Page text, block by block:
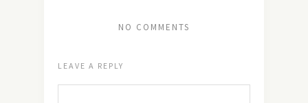
NO COMMENTS
LEAVE A REPLY